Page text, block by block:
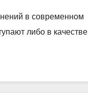
в современном
либо в качестве